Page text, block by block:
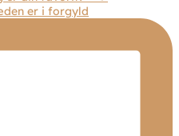
er i forgyld